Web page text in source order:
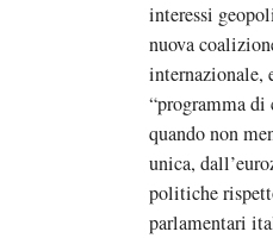
interessi
nuova
internazionale,
“programma di
quando non
unica,
politiche
parlamentari